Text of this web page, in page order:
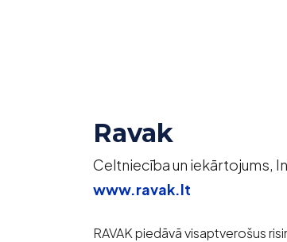
Ravak
Celtniecība un iekārtojums,
www.ravak.lt
RAVAK piedāvā visaptverošus